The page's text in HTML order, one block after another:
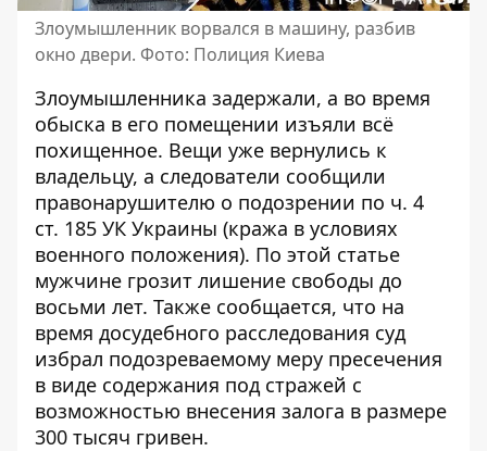
Злоумышленник ворвался в машину, разбив
окно двери. Фото: Полиция Киева
Злоумышленника задержали, а во время
обыска в его помещении изъяли всё
похищенное. Вещи уже вернулись к
владельцу, а следователи сообщили
правонарушителю о подозрении по ч. 4
ст. 185 УК Украины (кража в условиях
военного положения). По этой статье
мужчине грозит лишение свободы до
восьми лет. Также сообщается, что на
время досудебного расследования суд
избрал подозреваемому меру пресечения
в виде содержания под стражей с
возможностью внесения залога в размере
300 тысяч гривен.